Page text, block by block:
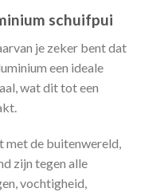
schuifpui
je zeker bent dat
een ideale
wat dit tot een
met de buitenwereld,
zijn tegen alle
vochtigheid,